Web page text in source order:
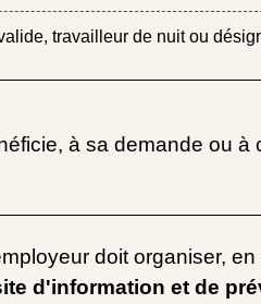
travailleur de nuit ou
à sa demande ou
doit organiser,
d'information et de